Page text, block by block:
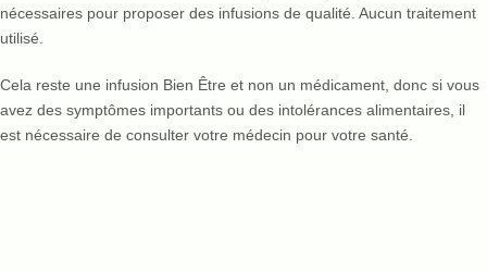
nécessaires pour proposer des infusions de qualité. Aucun traitement
utilisé.
Cela reste une infusion Bien Être et non un médicament, donc si vous
avez des symptômes importants ou des intolérances alimentaires, il
est nécessaire de consulter votre médecin pour votre santé.